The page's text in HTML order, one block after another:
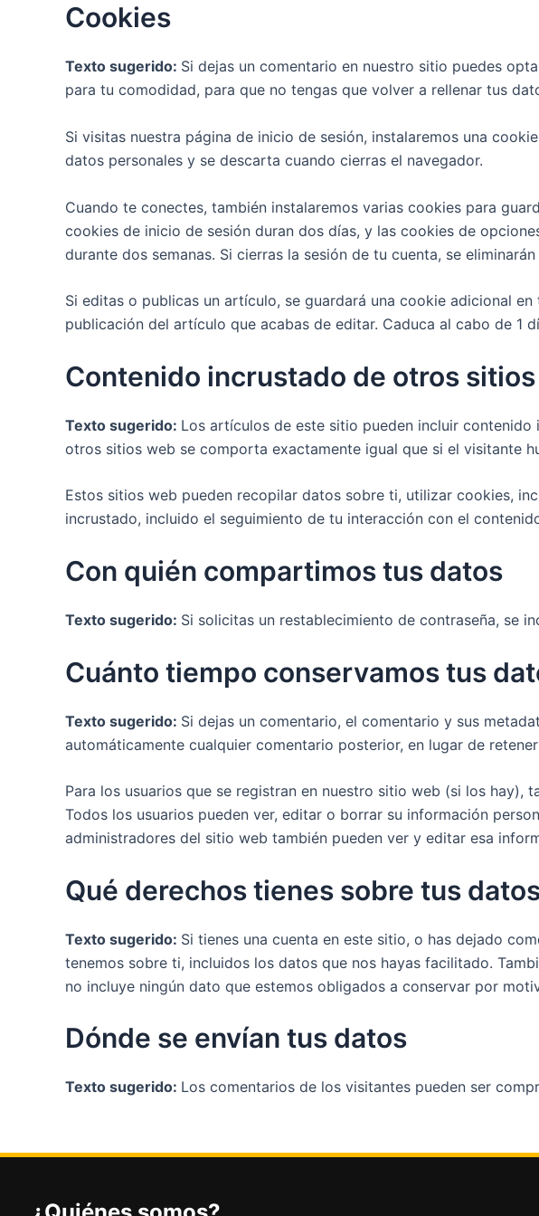
Cookies
Texto sugerido: Si dejas un comentario en nuestro sitio puedes
para tu comodidad, para que no tengas que volver a rellenar tus
Si visitas nuestra página de inicio de sesión, instalaremos una
datos personales y se descarta cuando cierras el navegador.
Cuando te conectes, también instalaremos varias cookies para
cookies de inicio de sesión duran dos días, y las cookies de
durante dos semanas. Si cierras la sesión de tu cuenta, se
Si editas o publicas un artículo, se guardará una cookie adicional
publicación del artículo que acabas de editar. Caduca al cabo de 1
Contenido incrustado de otros
Texto sugerido: Los artículos de este sitio pueden incluir
otros sitios web se comporta exactamente igual que si el visitante
Estos sitios web pueden recopilar datos sobre ti, utilizar cookies,
incrustado, incluido el seguimiento de tu interacción con el
Con quién compartimos tus datos
Texto sugerido: Si solicitas un restablecimiento de contraseña, se
Cuánto tiempo conservamos tus
Texto sugerido: Si dejas un comentario, el comentario y sus
automáticamente cualquier comentario posterior, en lugar de
Para los usuarios que se registran en nuestro sitio web (si los
Todos los usuarios pueden ver, editar o borrar su información
administradores del sitio web también pueden ver y editar esa
Qué derechos tienes sobre tus
Texto sugerido: Si tienes una cuenta en este sitio, o has dejado
tenemos sobre ti, incluidos los datos que nos hayas facilitado.
no incluye ningún dato que estemos obligados a conservar por
Dónde se envían tus datos
Texto sugerido: Los comentarios de los visitantes pueden ser